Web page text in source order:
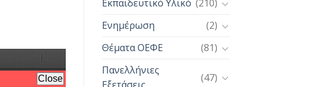
Εκπαιδευτικό Υλικό (210)
Ενημέρωση
(2)
Θέματα ΟΕΦΕ
(81)
Πανελλήνιες
(47)